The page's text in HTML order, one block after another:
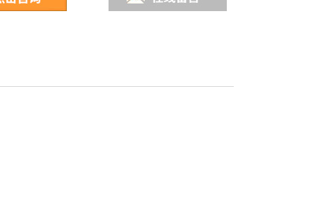
气体和液体，无菌、腐蚀性或磨蚀性介质